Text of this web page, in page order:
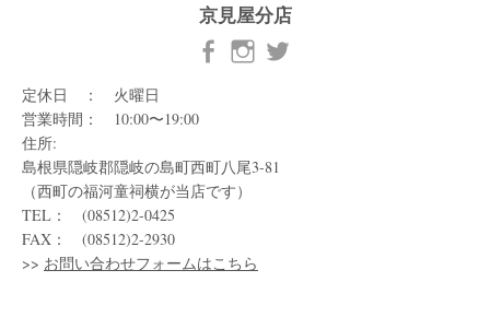
京見屋分店
定休日 ： 火曜日
営業時間： 10:00〜19:00
住所:
島根県隠岐郡隠岐の島町西町八尾3-81
（西町の福河童祠横が当店です）
TEL： (08512)2-0425
FAX： (08512)2-2930
>> お問い合わせフォームはこちら